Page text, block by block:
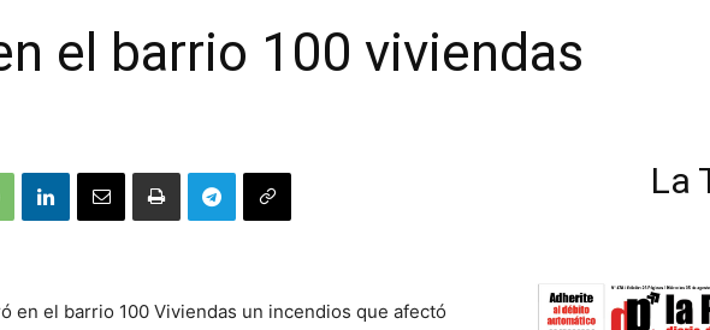
el barrio 100 viviendas
en el barrio 100 Viviendas un incendios que afectó
La